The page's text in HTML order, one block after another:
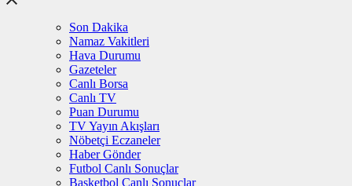
Son Dakika
Namaz Vakitleri
Hava Durumu
Gazeteler
Canlı Borsa
Canlı TV
Puan Durumu
TV Yayın Akışları
Nöbetçi Eczaneler
Haber Gönder
Futbol Canlı Sonuçlar
Basketbol Canlı Sonuçlar